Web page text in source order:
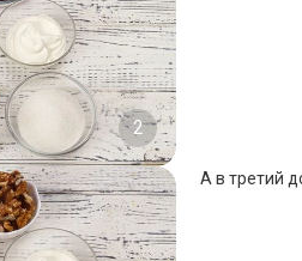
2
А в третий